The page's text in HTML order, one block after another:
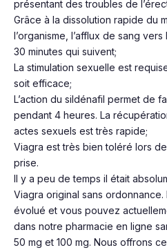
présentant des troubles de
Grâce à la dissolution rapide du
l’organisme, l’afflux de sang
30 minutes qui suivent;
La stimulation sexuelle est
soit efficace;
L’action du sildénafil permet de
pendant 4 heures. La
actes sexuels est très rapide;
Viagra est très bien toléré lors
prise.
Il y a peu de temps il était
Viagra original sans
évolué et vous pouvez
dans notre pharmacie en ligne
50 mg et 100 mg. Nous offrons